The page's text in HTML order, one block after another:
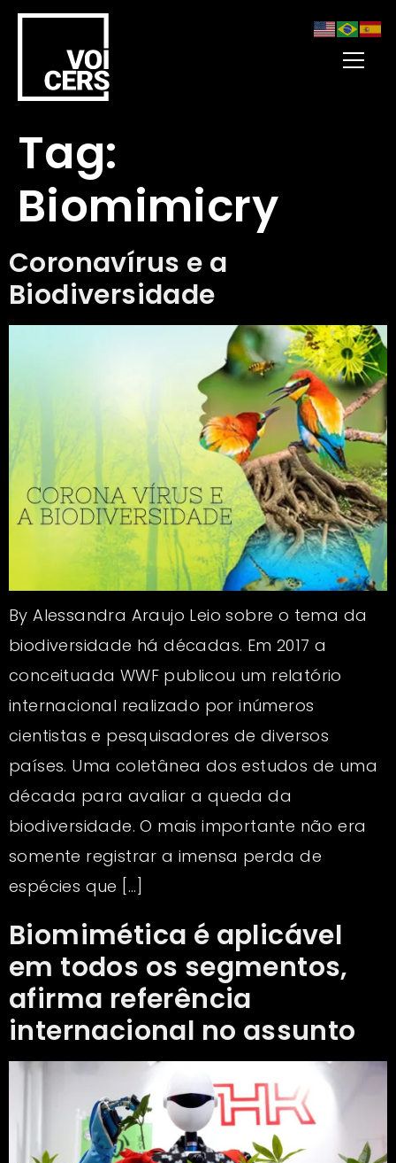
Tag:
Biomimicry
Coronavírus e a
Biodiversidade
By Alessandra Araujo Leio sobre o tema da
biodiversidade há décadas. Em 2017 a
conceituada WWF publicou um relatório
internacional realizado por inúmeros
cientistas e pesquisadores de diversos
países. Uma coletânea dos estudos de uma
década para avaliar a queda da
biodiversidade. O mais importante não era
somente registrar a imensa perda de
espécies que […]
Biomimética é aplicável
em todos os segmentos,
afirma referência
internacional no assunto